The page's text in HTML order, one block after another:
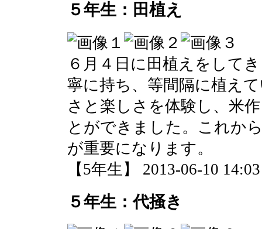
５年生：田植え
６月４日に田植えをして
寧に持ち、等間隔に植え
さと楽しさを体験し、米
とができました。これか
が重要になります。
【5年生】 2013-06-10
５年生：代掻き